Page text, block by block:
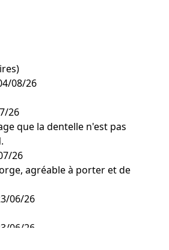
08/26
26
que la dentelle n'est pas
26
agréable à porter et de
06/26
06/26